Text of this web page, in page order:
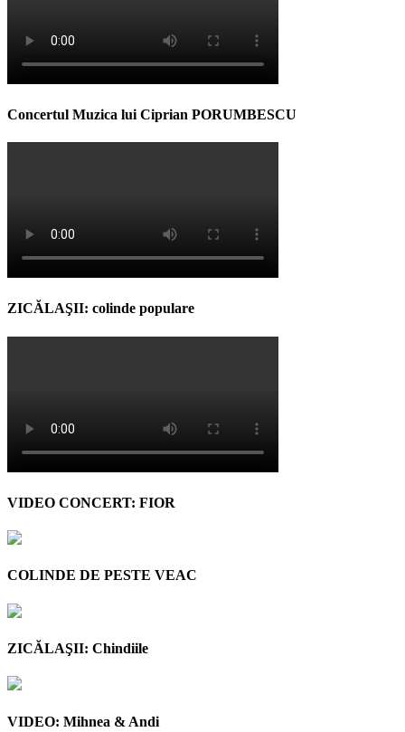
Concertul Muzica lui Ciprian PORUMBESCU
ZICĂLAŞII: colinde populare
VIDEO CONCERT: FIOR
COLINDE DE PESTE VEAC
ZICĂLAŞII: Chindiile
VIDEO: Mihnea & Andi